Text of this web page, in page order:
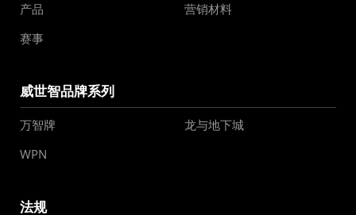
产品
营销材料
赛事
威世智品牌系列
万智牌
龙与地下城
WPN
法规